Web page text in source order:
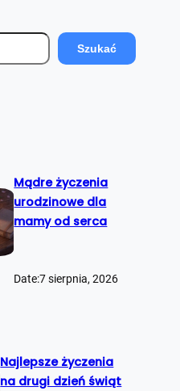
Szukać
Mądre życzenia
urodzinowe dla
mamy od serca
Date:7 sierpnia, 2026
Najlepsze życzenia
na drugi dzień świąt